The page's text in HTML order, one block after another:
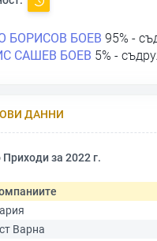
БОРИСОВ БОЕВ 95% -
САШЕВ БОЕВ 5% -
ДАННИ
за 2022 г.
Варна